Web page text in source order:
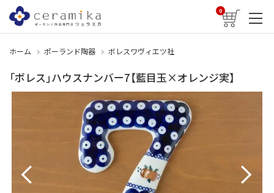
0
ホーム ポーランド陶器 ボレスワヴィエツ社
「ボレス」ハウスナンバー7【藍目玉×オレンジ実】